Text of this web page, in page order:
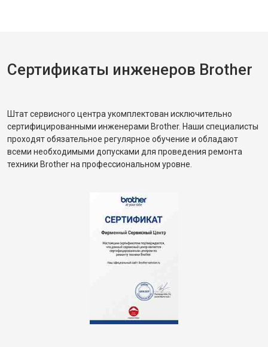
Сертификаты инженеров Brother
Штат сервисного центра укомплектован исключительно
сертифицированными инженерами Brother. Наши специалисты
проходят обязательное регулярное обучение и обладают
всеми необходимыми допусками для проведения ремонта
техники Brother на профессиональном уровне.